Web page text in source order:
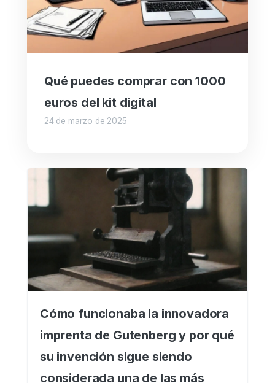
Qué puedes comprar con 1000
euros del kit digital
24 de marzo de 2025
Cómo funcionaba la innovadora
imprenta de Gutenberg y por qué
su invención sigue siendo
considerada una de las más